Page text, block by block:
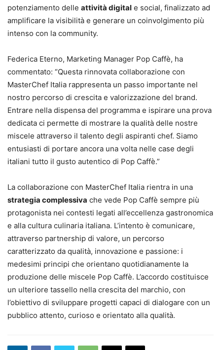
potenziamento delle attività digital e social, finalizzato ad
amplificare la visibilità e generare un coinvolgimento più
intenso con la community.
Federica Eterno, Marketing Manager Pop Caffè, ha
commentato: “Questa rinnovata collaborazione con
MasterChef Italia rappresenta un passo importante nel
nostro percorso di crescita e valorizzazione del brand.
Entrare nella dispensa del programma e ispirare una prova
dedicata ci permette di mostrare la qualità delle nostre
miscele attraverso il talento degli aspiranti chef. Siamo
entusiasti di portare ancora una volta nelle case degli
italiani tutto il gusto autentico di Pop Caffè.”
La collaborazione con MasterChef Italia rientra in una
strategia complessiva che vede Pop Caffè sempre più
protagonista nei contesti legati all’eccellenza gastronomica
e alla cultura culinaria italiana. L’intento è comunicare,
attraverso partnership di valore, un percorso
caratterizzato da qualità, innovazione e passione: i
medesimi principi che orientano quotidianamente la
produzione delle miscele Pop Caffè. L’accordo costituisce
un ulteriore tassello nella crescita del marchio, con
l’obiettivo di sviluppare progetti capaci di dialogare con un
pubblico attento, curioso e orientato alla qualità.